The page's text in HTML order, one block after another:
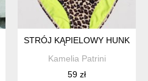
STRÓJ KĄPIELOWY
Kamelia Patrini
59 zł